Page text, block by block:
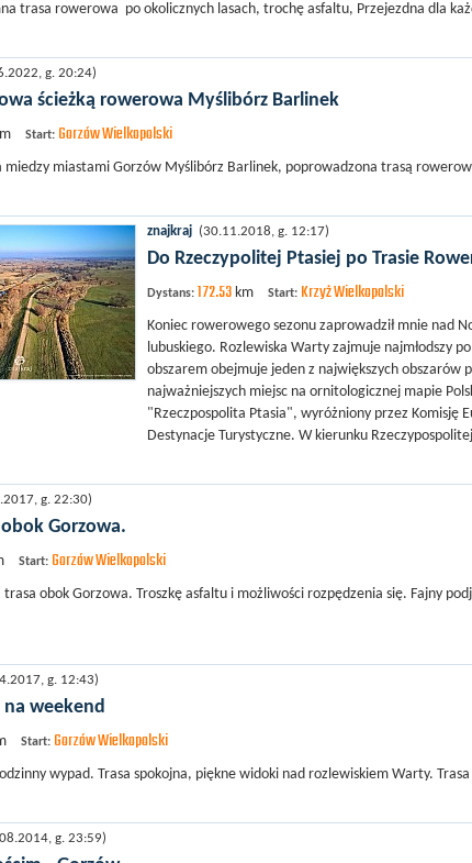
trasa rowerowa po okolicznych lasach, trochę asfaltu, Przejezdna dla
g. 20:24)
ścieżką rowerowa Myślibórz Barlinek
Start: Gorzów Wielkopolski
miastami Gorzów Myślibórz Barlinek, poprowadzona trasą
znajkraj (30.11.2018, g. 12:17)
Do Rzeczypolitej Ptasiej po Trasie
Dystans: 172.53 km Start: Krzyż Wielkopolski
Koniec rowerowego sezonu zaprowadził mnie nad
lubuskiego. Rozlewiska Warty zajmuje najmłodszy
obszarem obejmuje jeden z największych obszarów
najważniejszych miejsc na ornitologicznej mapie
"Rzeczpospolita Ptasia", wyróżniony przez Komisję
Destynacje Turystyczne. W kierunku
g. 22:30)
Gorzowa.
Start: Gorzów Wielkopolski
obok Gorzowa. Troszkę asfaltu i możliwości rozpędzenia się. Fajny
g. 12:43)
weekend
Start: Gorzów Wielkopolski
wypad. Trasa spokojna, piękne widoki nad rozlewiskiem Warty.
g. 23:59)